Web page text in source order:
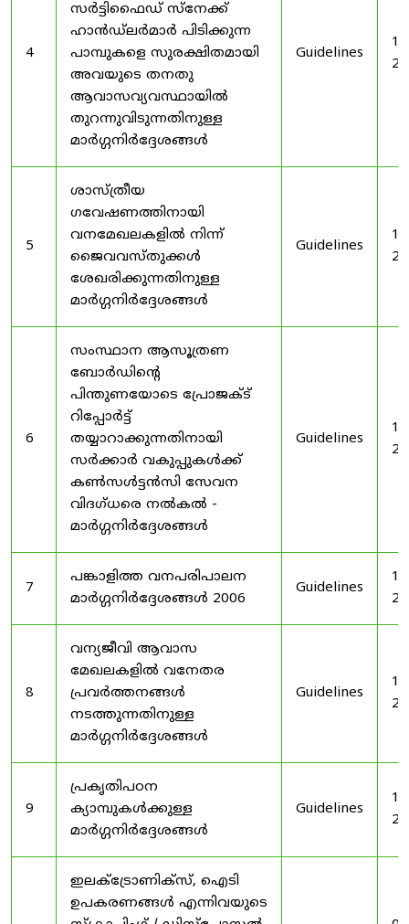
4
സർട്ടിഫൈഡ് സ്നേക്ക്
ഹാൻഡ്‌ലർമാർ പിടിക്കുന്ന
പാമ്പുകളെ സുരക്ഷിതമായി
അവയുടെ തനതു
ആവാസവ്യവസ്ഥായിൽ
തുറന്നുവിടുന്നതിനുള്ള
മാർഗ്ഗനിർദ്ദേശങ്ങൾ
Guidelines
5
ശാസ്ത്രീയ
ഗവേഷണത്തിനായി
വനമേഖലകളിൽ നിന്ന്
ജൈവവസ്തുക്കൾ
ശേഖരിക്കുന്നതിനുള്ള
മാർഗ്ഗനിർദ്ദേശങ്ങൾ
Guidelines
6
സംസ്ഥാന ആസൂത്രണ
ബോർഡിൻ്റെ
പിന്തുണയോടെ പ്രോജക്ട്
റിപ്പോർട്ട്
തയ്യാറാക്കുന്നതിനായി
സർക്കാർ വകുപ്പുകൾക്ക്
കൺസൾട്ടൻസി സേവന
വിദഗ്ധരെ നൽകൽ -
മാർഗ്ഗനിർദ്ദേശങ്ങൾ
Guidelines
7
പങ്കാളിത്ത വനപരിപാലന
മാർഗ്ഗനിർദ്ദേശങ്ങൾ 2006
Guidelines
8
വന്യജീവി ആവാസ
മേഖലകളിൽ വനേതര
പ്രവർത്തനങ്ങൾ
നടത്തുന്നതിനുള്ള
മാർഗ്ഗനിർദ്ദേശങ്ങൾ
Guidelines
9
പ്രകൃതിപഠന
ക്യാമ്പുകൾക്കുള്ള
മാർഗ്ഗനിർദ്ദേശങ്ങൾ
Guidelines
ഇലക്‌ട്രോണിക്‌സ്, ഐടി
ഉപകരണങ്ങൾ എന്നിവയുടെ